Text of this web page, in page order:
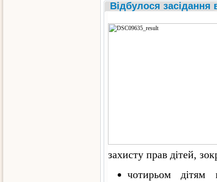
Відбулося засідання
захисту прав дітей,
чотирьом дітям